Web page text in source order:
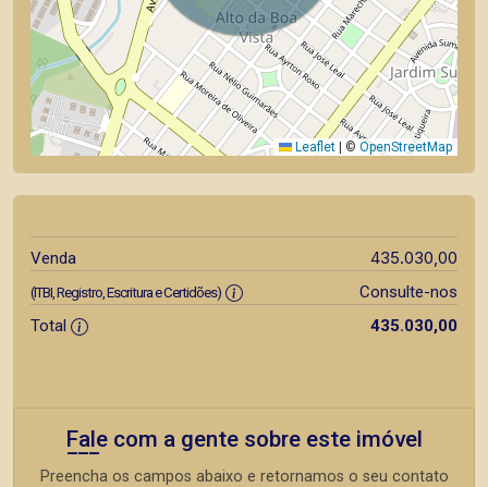
Leaflet © OpenStreetMap
Venda 435.030,00
(ITBI, Registro, Escritura e Certidões)
Consulte-nos
Total
435.030,00
Fale com a gente sobre este imóvel
Preencha os campos abaixo e retornamos o seu contato